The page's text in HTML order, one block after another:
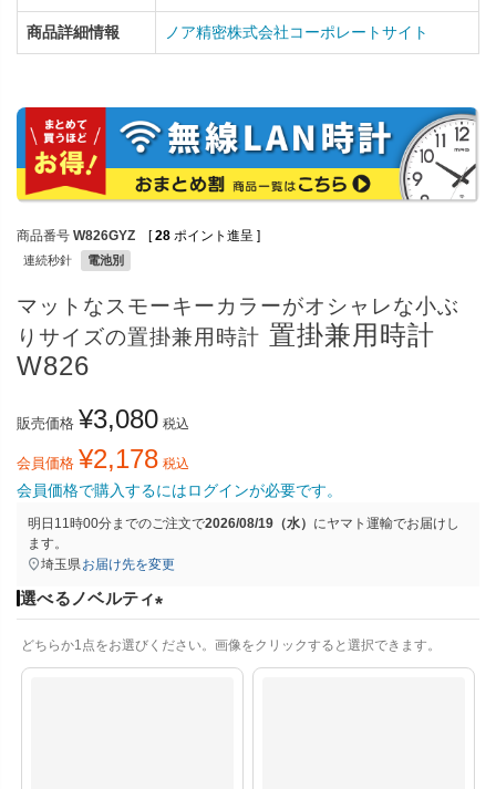
商品詳細情報 ノア精密株式会社コーポレートサイト
商品番号 W826GYZ [ 28 ポイント進呈 ]
連続秒針 電池別
マットなスモーキーカラーがオシャレな小ぶ
りサイズの置掛兼用時計 置掛兼用時計
W826
販売価格 ¥3,080 税込
会員価格 ¥2,178 税込
会員価格で購入するにはログインが必要です。
明日 11時00分までのご注文で2026/08/19（水） にヤマト運輸でお届けし
ます。
埼玉県お届け先を変更
選べるノベルティ
必
どちらか1点をお選びください。画像をクリックすると選択できます。